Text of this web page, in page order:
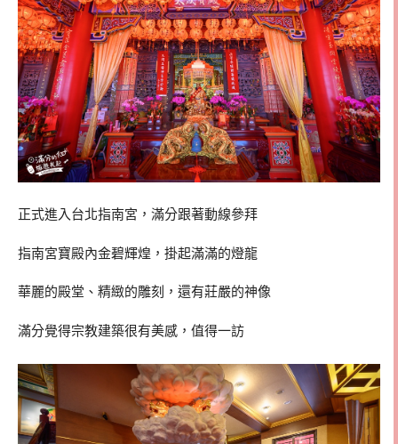
正式進入台北指南宮，滿分跟著動線參拜
指南宮寶殿內金碧輝煌，掛起滿滿的燈龍
華麗的殿堂、精緻的雕刻，還有莊嚴的神像
滿分覺得宗教建築很有美感，值得一訪